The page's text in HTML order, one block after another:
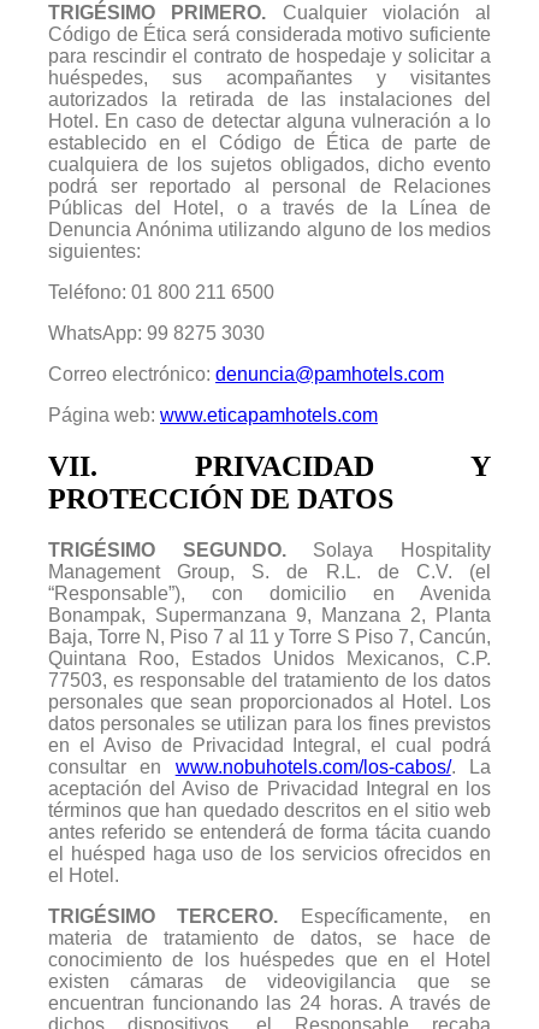
TRIGÉSIMO PRIMERO. Cualquier violación al
Código de Ética será considerada motivo suficiente
para rescindir el contrato de hospedaje y solicitar a
huéspedes, sus acompañantes y visitantes
autorizados la retirada de las instalaciones del
Hotel. En caso de detectar alguna vulneración a lo
establecido en el Código de Ética de parte de
cualquiera de los sujetos obligados, dicho evento
podrá ser reportado al personal de Relaciones
Públicas del Hotel, o a través de la Línea de
Denuncia Anónima utilizando alguno de los medios
siguientes:
Teléfono: 01 800 211 6500
WhatsApp: 99 8275 3030
Correo electrónico: denuncia@pamhotels.com
Página web: www.eticapamhotels.com
VII. PRIVACIDAD Y
PROTECCIÓN DE DATOS
TRIGÉSIMO SEGUNDO.Solaya Hospitality
Management Group, S. de R.L. de C.V. (el
“Responsable”), con domicilio en Avenida
Bonampak, Supermanzana 9, Manzana 2, Planta
Baja, Torre N, Piso 7 al 11 y Torre S Piso 7, Cancún,
Quintana Roo, Estados Unidos Mexicanos, C.P.
77503, es responsable del tratamiento de los datos
personales que sean proporcionados al Hotel. Los
datos personales se utilizan para los fines previstos
en el Aviso de Privacidad Integral, el cual podrá
consultar en www.nobuhotels.com/los-cabos/. La
aceptación del Aviso de Privacidad Integral en los
términos que han quedado descritos en el sitio web
antes referido se entenderá de forma tácita cuando
el huésped haga uso de los servicios ofrecidos en
el Hotel.
TRIGÉSIMO TERCERO. Específicamente, en
materia de tratamiento de datos, se hace de
conocimiento de los huéspedes que en el Hotel
existen cámaras de videovigilancia que se
encuentran funcionando las 24 horas. A través de
dichos dispositivos, el Responsable recaba